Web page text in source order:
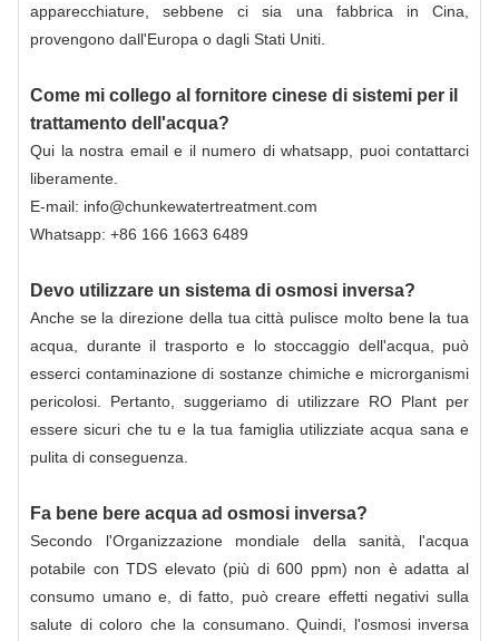
apparecchiature, sebbene ci sia una fabbrica in Cina,
provengono dall'Europa o dagli Stati Uniti.
Come mi collego al fornitore cinese di sistemi per il
trattamento dell'acqua?
Qui la nostra email e il numero di whatsapp, puoi contattarci
liberamente.
E-mail: info@chunkewatertreatment.com
Whatsapp: +86 166 1663 6489
Devo utilizzare un sistema di osmosi inversa?
Anche se la direzione della tua città pulisce molto bene la tua
acqua, durante il trasporto e lo stoccaggio dell'acqua, può
esserci contaminazione di sostanze chimiche e microrganismi
pericolosi. Pertanto, suggeriamo di utilizzare RO Plant per
essere sicuri che tu e la tua famiglia utilizziate acqua sana e
pulita di conseguenza.
Fa bene bere acqua ad osmosi inversa?
Secondo l'Organizzazione mondiale della sanità, l'acqua
potabile con TDS elevato (più di 600 ppm) non è adatta al
consumo umano e, di fatto, può creare effetti negativi sulla
salute di coloro che la consumano. Quindi, l'osmosi inversa